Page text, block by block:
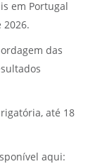
em Portugal
2026.
das
até 18
aqui: